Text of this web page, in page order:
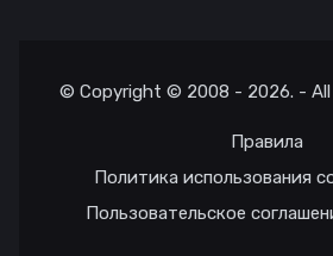
© Copyright © 2008 - 2026. - All
Правила
Политика использования
Пользовательское